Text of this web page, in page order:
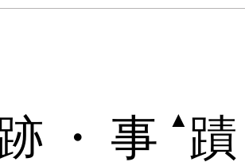
・事 ▲ 蹟